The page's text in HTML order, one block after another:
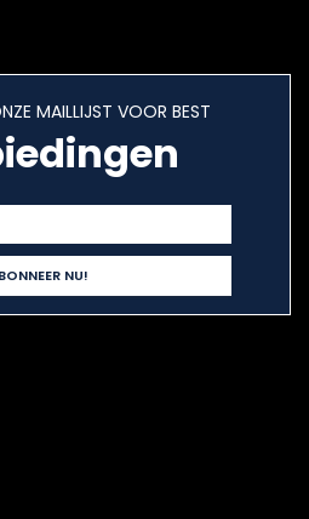
MAILLIJST VOOR BEST